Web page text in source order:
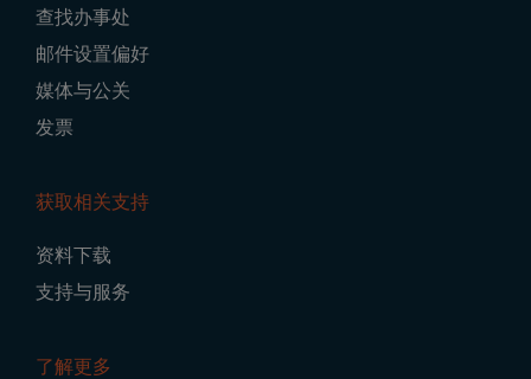
查找办事处
邮件设置偏好
媒体与公关
发票
获取相关支持
资料下载
支持与服务
了解更多